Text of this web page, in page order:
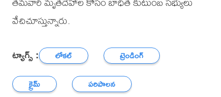
వేచిచూస్తున్నారు.
ట్యాగ్స్ : లోకల్
ట్రెండింగ్
క్రైమ్
పరిపాలన